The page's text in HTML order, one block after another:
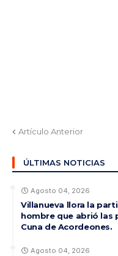
Artículo Anterior
ÚLTIMAS NOTICIAS
Agosto 04, 2026
Villanueva llora la
hombre que abrió las
Cuna de Acordeones.
Agosto 04, 2026